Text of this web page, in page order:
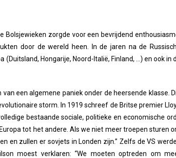
Bolsjewieken zorgde voor een bevrijdend
door de wereld heen. In de jaren na de
Hongarije, Noord-Italië, Finland, …) en ook in
een algemene paniek onder de heersende klasse.
storm. In 1919 schreef de Britse premier
bestaande sociale, politieke en economische
tot het andere. Als we niet meer troepen sturen
en zullen er sovjets in Londen zijn.” Zelfs de VS
moest verklaren: “We moeten optreden om